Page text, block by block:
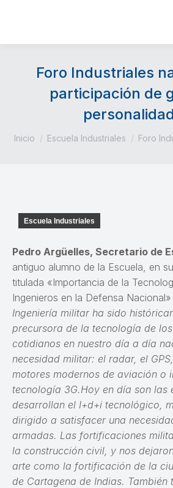
Foro Industriales
participación de
Estás aquí:
Inicio Escuela Industriales Foro
Escuela Industriales
Pedro Argüelles, Secretario de
antiguo alumno de la Escuela, en
titulada «Importancia de la
Ingenieros en la Defensa
Ingeniería militar ha sido
precursora de la tecnología de
cotidianos en nuestro día a día
necesidad militar: el radar, el
motores modernos de aviación o
tecnología 3G.Hoy en día son las
desarrollan el I+d+i tecnológico,
dirigido a satisfacer una
armadas. Las fortificaciones
la construcción civil, y nos
arte como la fortificación de la
de Cartagena de Indias. También